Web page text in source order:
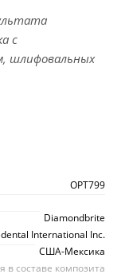
с
шлифовальных
OPT799
Diamondbrite
International Inc.
США-Мексика
составе композита